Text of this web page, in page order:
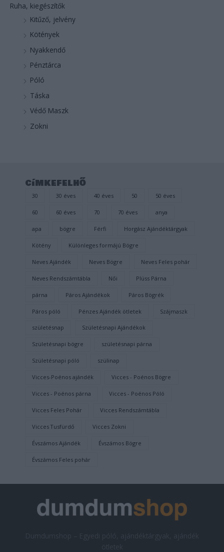
Ruha, kiegészítők
Kitűző, jelvény
Kötények
Nyakkendő
Pénztárca
Póló
Táska
Védő Maszk
Zokni
címkefelhő
30 30 éves 40 éves 50 50 éves
60 60 éves 70 70 éves anya
apa bögre Férfi Horgász Ajándéktárgyak
Kötény Különleges formájú Bögre
Neves Ajándék Neves Bögre Neves Feles pohár
Neves Rendszámtábla Női Plüss Párna
párna Páros Ajándékok Páros Bögrék
Páros póló Pénzes Ajándék ötletek Szájmaszk
születésnap Születésnapi Ajándékok
Születésnapi bögre születésnapi párna
Születésnapi póló szülinap
Vicces-Poénos ajándék Vicces - Poénos Bögre
Vicces - Poénos párna Vicces - Poénos Póló
Vicces Feles Pohár Vicces Rendszámtábla
Vicces Tusfürdő Vicces Zokni
Évszámos Ajándék Évszámos Bögre
Évszámos Feles pohár